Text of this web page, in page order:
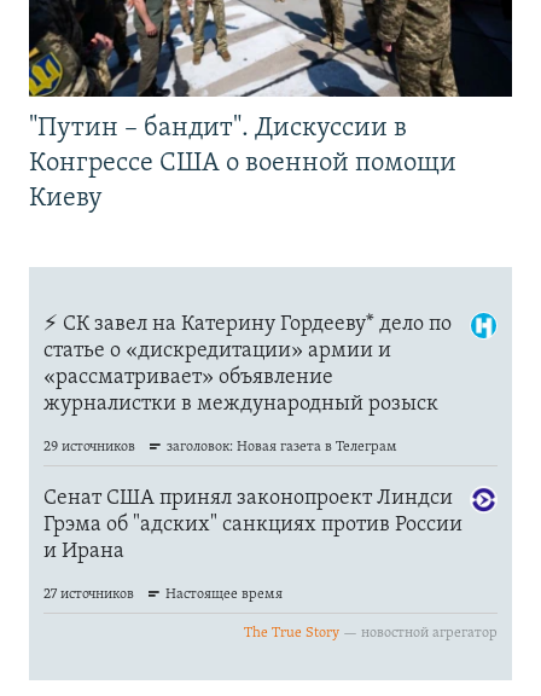
"Путин – бандит". Дискуссии в
Конгрессе США о военной помощи
Киеву